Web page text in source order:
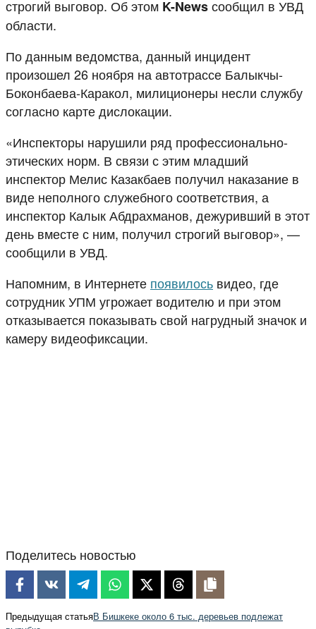
строгий выговор. Об этом K-Newsсообщил в УВД
области.
По данным ведомства, данный инцидент
произошел 26 ноября на автотрассе Балыкчы-
Боконбаева-Каракол, милиционеры несли службу
согласно карте дислокации.
«Инспекторы нарушили ряд профессионально-
этических норм. В связи с этим младший
инспектор Мелис Казакбаев получил наказание в
виде неполного служебного соответствия, а
инспектор Калык Абдрахманов, дежуривший в этот
день вместе с ним, получил строгий выговор», —
сообщили в УВД.
Напомним, в Интернете появилось видео, где
сотрудник УПМ угрожает водителю и при этом
отказывается показывать свой нагрудный значок и
камеру видеофиксации.
Поделитесь новостью
Предыдущая статьяВ Бишкеке около 6 тыс. деревьев подлежат